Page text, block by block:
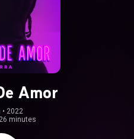
Amor
• 2022
26 minutes